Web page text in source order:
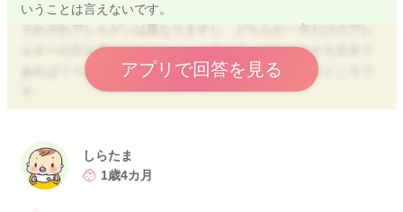
いうことは言えないです。
それぞれアレルゲンは異なりますし、どちらか一方だけのアレ
ルギーの方も多くいらっしゃいますので、どちらかが大丈夫で
あればリスクが減るということは断言できないというところで
るアレルゲンに反応してしまうこともありますので、どちらか
がアレルギーの場合は、その一方も慎重に進めた方が良いとい
アプリで回答を見る
しらたま
1歳4カ月